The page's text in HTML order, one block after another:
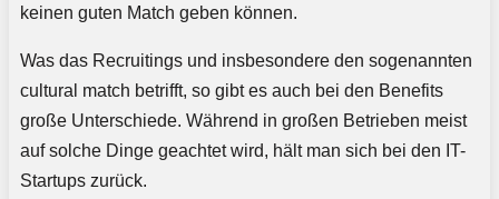
keinen guten Match geben können.
Was das Recruitings und insbesondere den sogenannten
cultural match betrifft, so gibt es auch bei den Benefits
große Unterschiede. Während in großen Betrieben meist
auf solche Dinge geachtet wird, hält man sich bei den IT-
Startups zurück.